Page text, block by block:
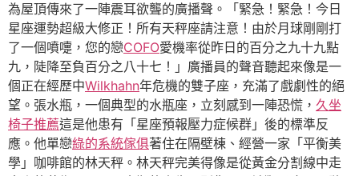
為屋頂傳來了一陣震耳欲聾的廣播聲。「緊急！緊急！今日
星座運勢超級大修正！所有天秤座請注意！由於月球剛剛打
了一個噴嚏，您的戀COFO愛機率從昨日的百分之九十九點
九，陡降至負百分之八十七！」廣播員的聲音聽起來像是一
個正在經歷中Wilkhahn年危機的雙子座，充滿了戲劇性的絕
望。張水瓶，一個典型的水瓶座，立刻感到一陣恐慌， 久坐
椅子推薦這是他患有「星座預報壓力症候群」後的標準反
應。他單戀綠的系統傢俱著住在隔壁棟、經營一家「平衡美
學」咖啡館的林天秤。林天秤完美得像是從黃金分割線中走